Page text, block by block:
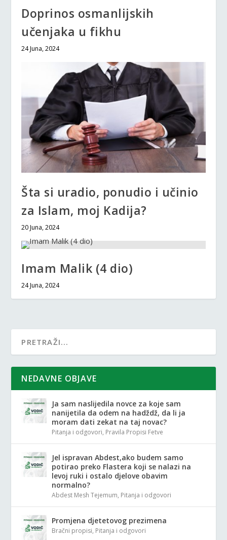
Doprinos osmanlijskih
učenjaka u fikhu
24 Juna, 2024
Šta si uradio, ponudio i učinio
za Islam, moj Kadija?
20 Juna, 2024
Imam Malik (4 dio)
24 Juna, 2024
NEDAVNE OBJAVE
Ja sam naslijedila novce za koje sam
nanijetila da odem na hadždž, da li ja
moram dati zekat na taj novac?
Pitanja i odgovori, Pravila Propisi Fetve
Jel ispravan Abdest,ako budem samo
potirao preko Flastera koji se nalazi na
levoj ruki i ostalo djelove obavim
normalno?
Abdest Mesh Tejemum, Pitanja i odgovori
Promjena djetetovog prezimena
Bračni propisi, Pitanja i odgovori